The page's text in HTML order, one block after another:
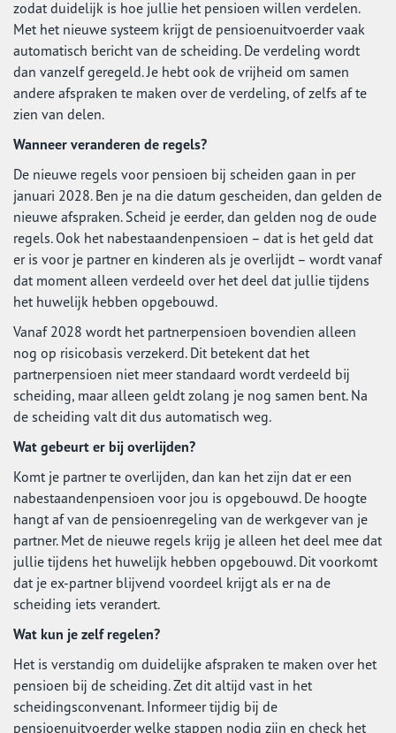
zodat duidelijk is hoe jullie het pensioen willen verdelen.
Met het nieuwe systeem krijgt de pensioenuitvoerder vaak
automatisch bericht van de scheiding. De verdeling wordt
dan vanzelf geregeld. Je hebt ook de vrijheid om samen
andere afspraken te maken over de verdeling, of zelfs af te
zien van delen.
Wanneer veranderen de regels?
De nieuwe regels voor pensioen bij scheiden gaan in per
januari 2028. Ben je na die datum gescheiden, dan gelden de
nieuwe afspraken. Scheid je eerder, dan gelden nog de oude
regels. Ook het nabestaandenpensioen – dat is het geld dat
er is voor je partner en kinderen als je overlijdt – wordt vanaf
dat moment alleen verdeeld over het deel dat jullie tijdens
het huwelijk hebben opgebouwd.
Vanaf 2028 wordt het partnerpensioen bovendien alleen
nog op risicobasis verzekerd. Dit betekent dat het
partnerpensioen niet meer standaard wordt verdeeld bij
scheiding, maar alleen geldt zolang je nog samen bent. Na
de scheiding valt dit dus automatisch weg.
Wat gebeurt er bij overlijden?
Komt je partner te overlijden, dan kan het zijn dat er een
nabestaandenpensioen voor jou is opgebouwd. De hoogte
hangt af van de pensioenregeling van de werkgever van je
partner. Met de nieuwe regels krijg je alleen het deel mee dat
jullie tijdens het huwelijk hebben opgebouwd. Dit voorkomt
dat je ex-partner blijvend voordeel krijgt als er na de
scheiding iets verandert.
Wat kun je zelf regelen?
Het is verstandig om duidelijke afspraken te maken over het
pensioen bij de scheiding. Zet dit altijd vast in het
scheidingsconvenant. Informeer tijdig bij de
pensioenuitvoerder welke stappen nodig zijn en check het